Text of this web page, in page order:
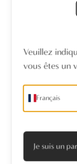
Veuillez
vous êtes un
Français
Je suis un